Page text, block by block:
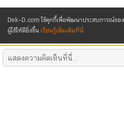
Dek-D.com ใช้คุกกี้เพื่อพัฒนาประสบการณ์ของ
ผู้ใช้ให้ดียิ่งขึ้น เรียนรู้เพิ่มเติมที่นี่